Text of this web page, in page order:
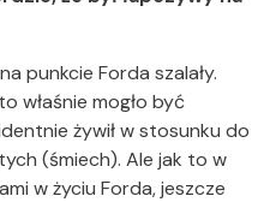
punkcie Forda szalały.
właśnie mogło być
żywił w stosunku do
(śmiech). Ale jak to w
w życiu Forda, jeszcze